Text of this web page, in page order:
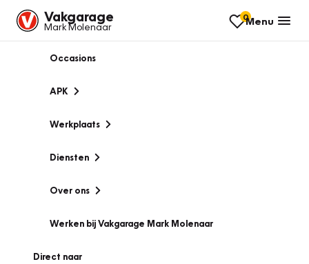
Vakgarage
Mark Molenaar
0Menu
Occasions
APK
Werkplaats
Diensten
Over ons
Werken bij Vakgarage Mark Molenaar
Direct naar